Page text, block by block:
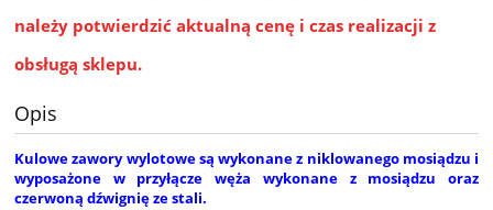
należy potwierdzić aktualną cenę i czas realizacji z
obsługą sklepu.
Opis
Kulowe zawory wylotowe są wykonane z niklowanego mosiądzu i
wyposażone w przyłącze węża wykonane z mosiądzu oraz
czerwoną dźwignię ze stali.